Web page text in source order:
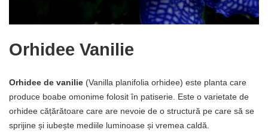
Orhidee Vanilie
Orhidee de vanilie (Vanilla planifolia orhidee) este planta care
produce boabe omonime folosit în patiserie. Este o varietate de
orhidee cățărătoare care are nevoie de o structură pe care să se
sprijine și iubește mediile luminoase și vremea caldă.